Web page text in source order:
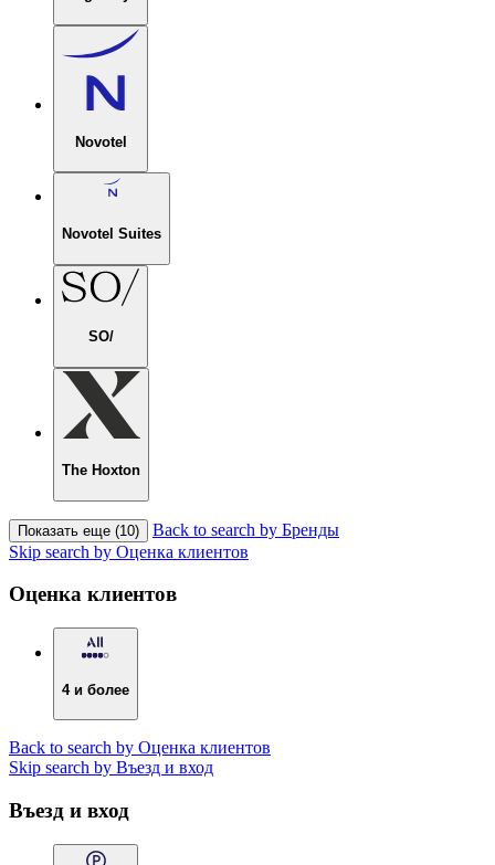
Novotel
Novotel Suites
SO/
The Hoxton
Показать еще (10)
Back to search by Бренды
Skip search by Оценка клиентов
Оценка клиентов
4 и более
Back to search by Оценка клиентов
Skip search by Въезд и вход
Въезд и вход